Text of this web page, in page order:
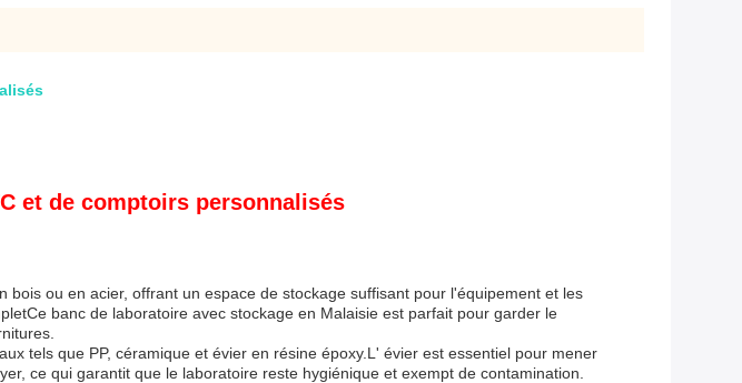
et de comptoirs personnalisés
bois ou en acier, offrant un espace de stockage suffisant pour l'équipement et les
banc de laboratoire avec stockage en Malaisie est parfait pour garder le
tels que PP, céramique et évier en résine époxy.L' évier est essentiel pour mener
ce qui garantit que le laboratoire reste hygiénique et exempt de contamination.